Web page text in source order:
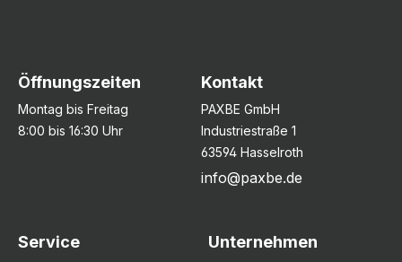
Öffnungszeiten
Montag bis Freitag
8:00 bis 16:30 Uhr
Kontakt
PAXBE GmbH
Industriestraße 1
63594 Hasselroth
info@paxbe.de
Service Unternehmen